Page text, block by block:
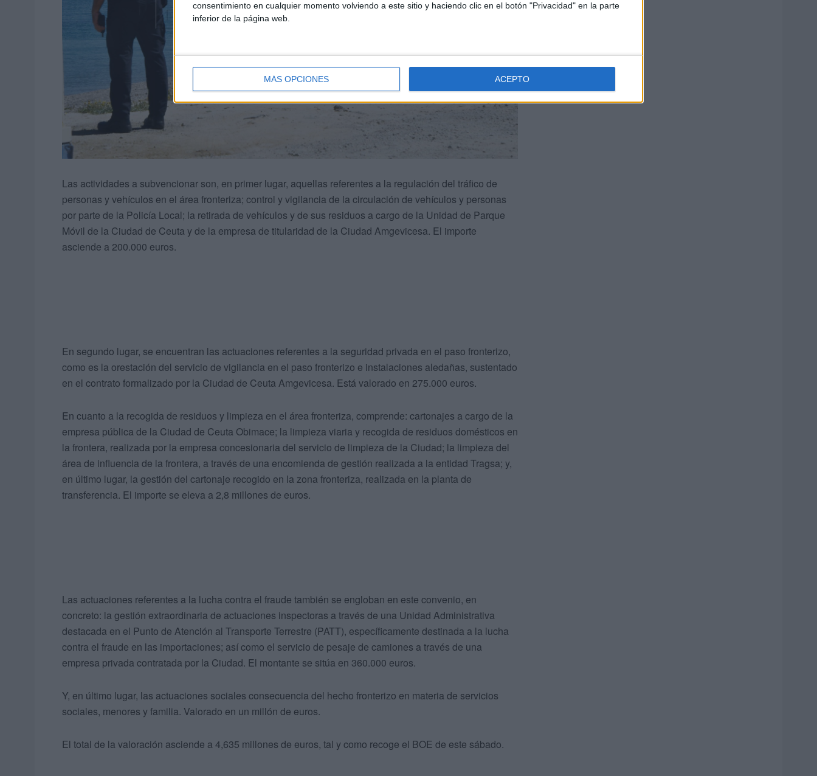
consentimiento en cualquier momento volviendo a este sitio y haciendo clic en el botón "Privacidad" en la parte
inferior de la página web.
MÁS OPCIONES ACEPTO
Las actividades a subvencionar son, en primer lugar, aquellas referentes a la regulación del tráfico de
personas y vehículos en el área fronteriza; control y vigilancia de la circulación de vehículos y personas
por parte de la Policía Local; la retirada de vehículos y de sus residuos a cargo de la Unidad de Parque
Móvil de la Ciudad de Ceuta y de la empresa de titularidad de la Ciudad Amgevicesa. El importe
asciende a 200.000 euros.
En segundo lugar, se encuentran las actuaciones referentes a la seguridad privada en el paso fronterizo,
como es la orestación del servicio de vigilancia en el paso fronterizo e instalaciones aledañas, sustentado
en el contrato formalizado por la Ciudad de Ceuta Amgevicesa. Está valorado en 275.000 euros.
En cuanto a la recogida de residuos y limpieza en el área fronteriza, comprende: cartonajes a cargo de la
empresa pública de la Ciudad de Ceuta Obimace; la limpieza viaria y recogida de residuos domésticos en
la frontera, realizada por la empresa concesionaria del servicio de limpieza de la Ciudad; la limpieza del
área de influencia de la frontera, a través de una encomienda de gestión realizada a la entidad Tragsa; y,
en último lugar, la gestión del cartonaje recogido en la zona fronteriza, realizada en la planta de
transferencia. El importe se eleva a 2,8 millones de euros.
Las actuaciones referentes a la lucha contra el fraude también se engloban en este convenio, en
concreto: la gestión extraordinaria de actuaciones inspectoras a través de una Unidad Administrativa
destacada en el Punto de Atención al Transporte Terrestre (PATT), específicamente destinada a la lucha
contra el fraude en las importaciones; así como el servicio de pesaje de camiones a través de una
empresa privada contratada por la Ciudad. El montante se sitúa en 360.000 euros.
Y, en último lugar, las actuaciones sociales consecuencia del hecho fronterizo en materia de servicios
sociales, menores y familia. Valorado en un millón de euros.
El total de la valoración asciende a 4,635 millones de euros, tal y como recoge el BOE de este sábado.